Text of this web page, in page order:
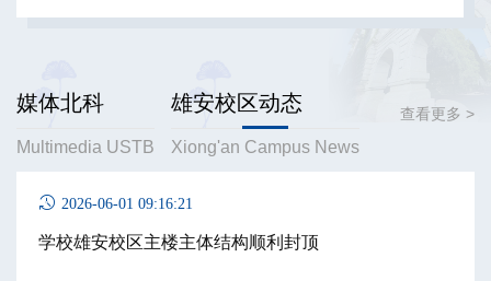
媒体北科
Multimedia USTB
雄安校区动态
Xiong'an Campus News
查看更多 >
2026-07-30 2026-07-27
2026-06-01 09:16:21
学校雄安校区主楼主体结构顺利封顶